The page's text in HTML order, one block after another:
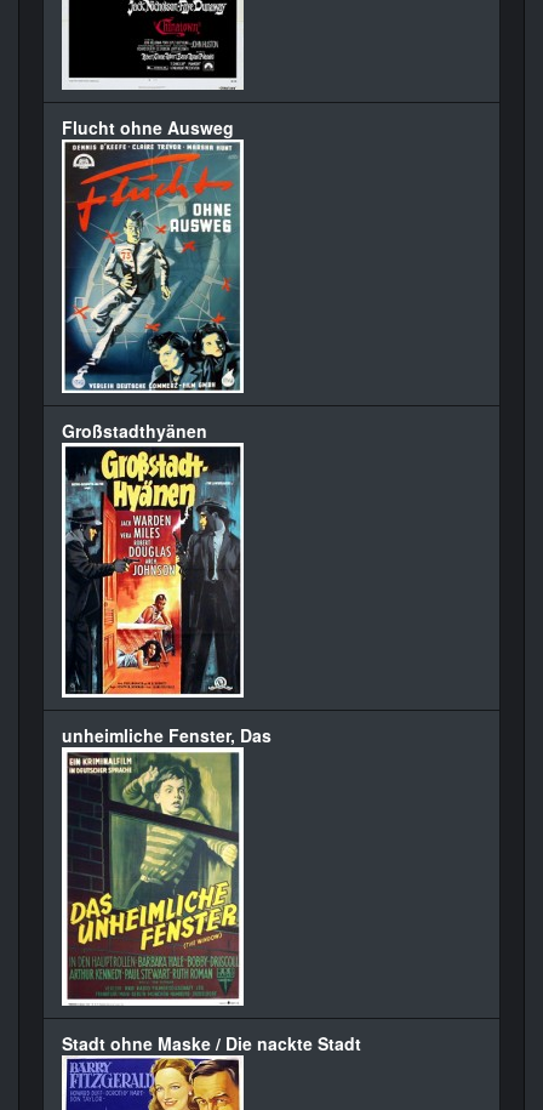
Flucht ohne Ausweg
Großstadthyänen
unheimliche Fenster, Das
Stadt ohne Maske / Die nackte Stadt